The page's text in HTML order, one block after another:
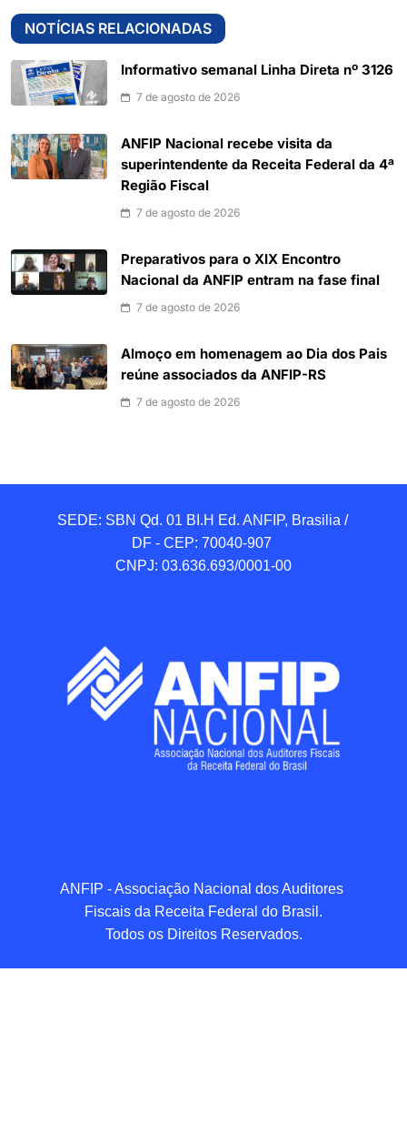
NOTÍCIAS RELACIONADAS
Informativo semanal Linha Direta nº 3126
7 de agosto de 2026
ANFIP Nacional recebe visita da
superintendente da Receita Federal da 4ª
Região Fiscal
7 de agosto de 2026
Preparativos para o XIX Encontro
Nacional da ANFIP entram na fase final
7 de agosto de 2026
Almoço em homenagem ao Dia dos Pais
reúne associados da ANFIP-RS
7 de agosto de 2026
SEDE: SBN Qd. 01 BI.H Ed. ANFIP, Brasilia /
DF - CEP: 70040-907
CNPJ: 03.636.693/0001-00
ANFIP - Associação Nacional dos Auditores
Fiscais da Receita Federal do Brasil.
Todos os Direitos Reservados.